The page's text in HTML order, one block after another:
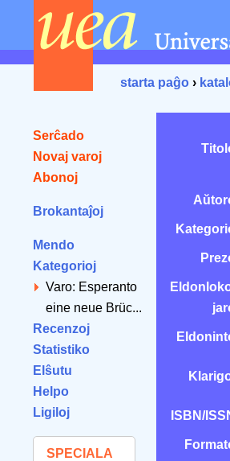
starta paĝo ›
Serĉado
Novaj varoj
Abonoj
Brokantaĵoj
Mendo
Kategorioj
Varo: Esperanto
eine neue Brüc...
Recenzoj
Statistiko
Elŝutu
Helpo
Ligiloj
SPECIALA
ISBN/